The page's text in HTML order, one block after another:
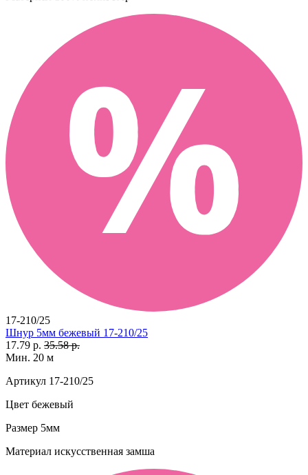
17-210/25
Шнур 5мм бежевый 17-210/25
17.79 р. 35.58 р.
Мин. 20 м
Артикул 17-210/25
Цвет бежевый
Размер 5мм
Материал искусственная замша